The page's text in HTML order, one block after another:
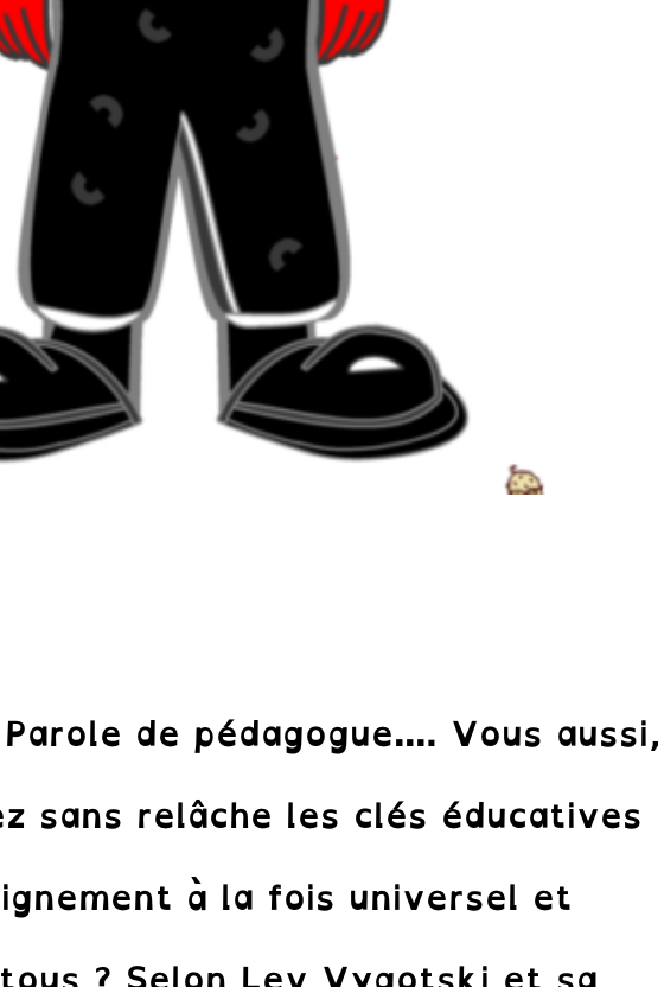
Parole de pédagogue…. Vous aussi,
sans relâche les clés éducatives
à la fois universel et
Abonnez-vous à notre Newsletter.
Recevez les news des cornichons de l’inclusion.